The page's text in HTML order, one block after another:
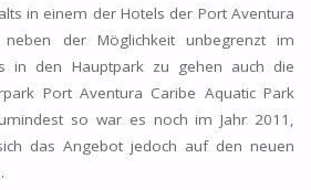
in einem der Hotels der Port Aventura
der Möglichkeit unbegrenzt im
in den Hauptpark zu gehen auch die
Port Aventura Caribe Aquatic Park
so war es noch im Jahr 2011,
das Angebot jedoch auf den neuen